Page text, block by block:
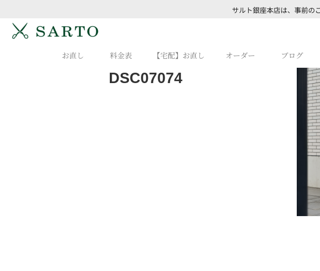
サルト銀座本店は、事前の
お直し 料金表 【宅配】お直し オーダー ブログ
DSC07074